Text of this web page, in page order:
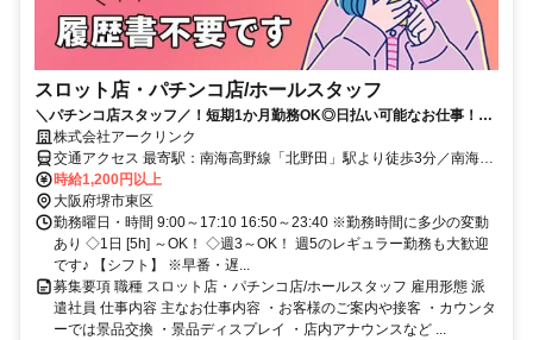
スロット店・パチンコ店/ホールスタッフ
＼パチンコ店スタッフ／！短期1か月勤務OK◎日払い可能なお仕事！週
3～OK♪未経験歓迎
株式会社アークリンク
交通アクセス 最寄駅：南海高野線「北野田」駅より徒歩3分／南海高
野線「萩原天神」駅／南海高野線「狭山」駅
時給1,200円以上
大阪府堺市東区
勤務曜日・時間 9:00～17:10 16:50～23:40 ※勤務時間に多少の変動
あり ◇1日 [5h] ～OK！ ◇週3～OK！ 週5のレギュラー勤務も大歓迎
です♪ 【シフト】 ※早番・遅...
募集要項 職種 スロット店・パチンコ店/ホールスタッフ 雇用形態 派
遣社員 仕事内容 主なお仕事内容 ・お客様のご案内や接客 ・カウンタ
ーでは景品交換 ・景品ディスプレイ ・店内アナウンスなど ...